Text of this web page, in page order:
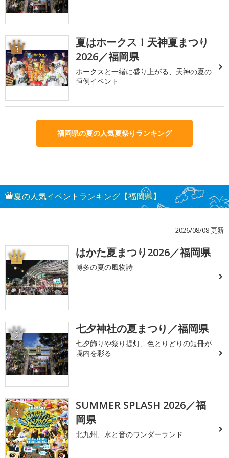
3
夏はホークス！天神夏まつり
2026／福岡県
ホークスと一緒に盛り上がる、天神の夏の
恒例イベント
福岡県の夏の人気夏祭りランキング
夏の人気イベントランキング【福岡県】
2026/08/08 更新
1 はかた夏まつり2026／福岡県
博多の夏の風物詩
2 七夕神社の夏まつり／福岡県
七夕飾りや祭り提灯、色とりどりの短冊が
境内を彩る
3
SUMMER SPLASH 2026／福
岡県
北九州、水と音のワンダーランド